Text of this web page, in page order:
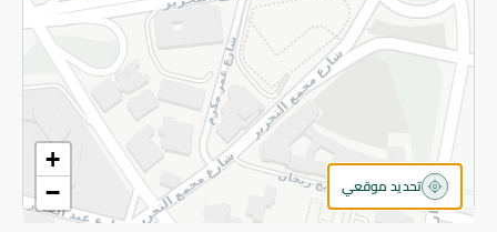
+
−
تحديد موقعي
©2026 - Spinneys | جميع الحقوق محفوظة